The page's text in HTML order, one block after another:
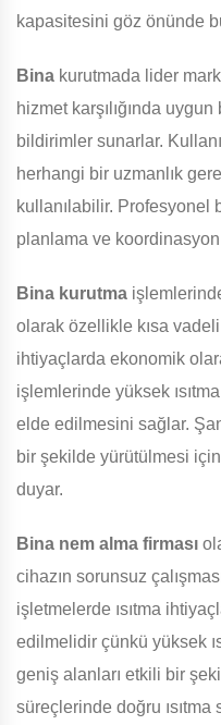
kapasitesini göz önünde
Bina kurutmada lider
hizmet karşılığında
bildirimler sunarlar.
herhangi bir uzmanlık
kullanılabilir. Profesyonel
planlama ve
Bina kurutma
olarak özellikle kısa
ihtiyaçlarda ekonomik
işlemlerinde yüksek
elde edilmesini sağlar.
bir şekilde yürütülmesi
duyar.
Bina nem alma firması
cihazın sorunsuz
işletmelerde ısıtma
edilmelidir çünkü yüksek
geniş alanları etkili bir
süreçlerinde doğru